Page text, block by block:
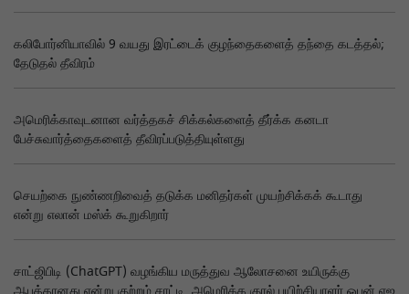
கலிபோர்னியாவில் 9 வயது இரட்டைக் குழந்தைகளைத் தந்தை கடத்தல்;
தேடுதல் தீவிரம்
அமெரிக்காவுடனான வர்த்தகச் சிக்கல்களைத் தீர்க்க கனடா
பேச்சுவார்த்தைகளைத் தீவிரப்படுத்தியுள்ளது
செயற்கை நுண்ணறிவைத் தடுக்க மனிதர்கள் முயற்சிக்கக் கூடாது
என்று எலான் மஸ்க் கூறுகிறார்
சாட்ஜிபிடி (ChatGPT) வழங்கிய மருத்துவ ஆலோசனை உயிருக்கு